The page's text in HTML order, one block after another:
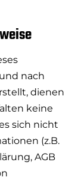
nach
dienen
keine
sich nicht
(z.B.
AGB